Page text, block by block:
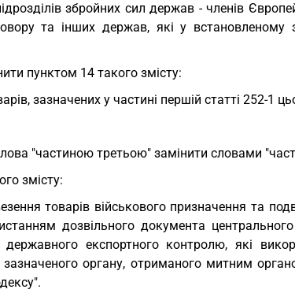
збройних сил держав - членів
та інших держав, які у
пунктом 14 такого змісту:
зазначених у частині першій статті 252-1
"частиною третьою" замінити словами
змісту:
товарів військового призначення та
дозвільного документа
експортного контролю, які
зазначеного органу, отриманого митним